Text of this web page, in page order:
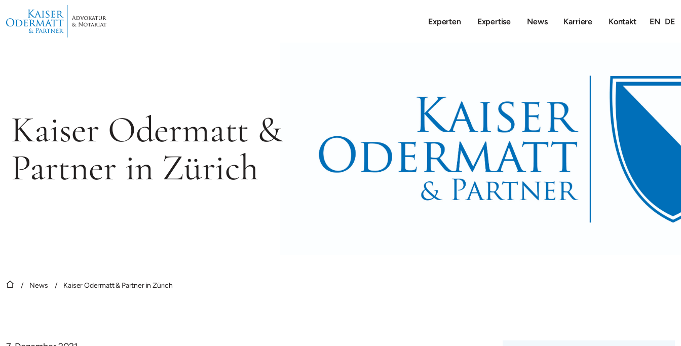
Experten Expertise News Karriere Kontakt EN DE
Kaiser Odermatt &
Partner in Zürich
/ News / Kaiser Odermatt & Partner in Zürich